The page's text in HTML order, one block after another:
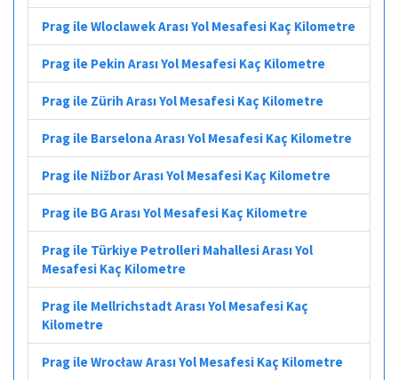
Prag ile Wloclawek Arası Yol Mesafesi Kaç Kilometre
Prag ile Pekin Arası Yol Mesafesi Kaç Kilometre
Prag ile Zürih Arası Yol Mesafesi Kaç Kilometre
Prag ile Barselona Arası Yol Mesafesi Kaç Kilometre
Prag ile Nižbor Arası Yol Mesafesi Kaç Kilometre
Prag ile BG Arası Yol Mesafesi Kaç Kilometre
Prag ile Türkiye Petrolleri Mahallesi Arası Yol
Mesafesi Kaç Kilometre
Prag ile Mellrichstadt Arası Yol Mesafesi Kaç
Kilometre
Prag ile Wrocław Arası Yol Mesafesi Kaç Kilometre